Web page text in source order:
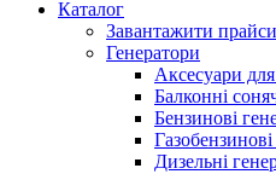
Каталог
Завантажити прайси
Генератори
Аксесуари для
Балконні
Бензинові
Дизельні